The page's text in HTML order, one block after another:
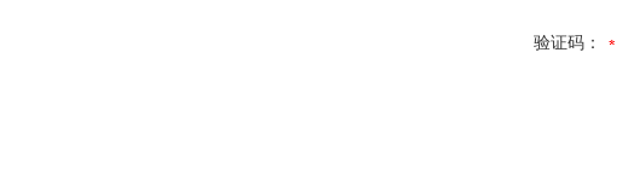
验证码：